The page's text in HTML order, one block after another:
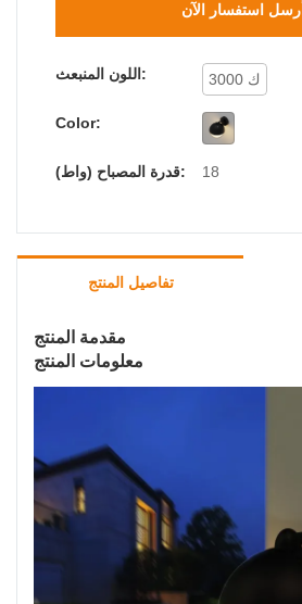
الطلق وعمود المدخل المربع والحديقة
. في الوقت الحاضر، يتم استخدامه
في مجال (مجالات) مصابيح الحائط
أرسل استفسار الآن
اللون المنبعث: 3000 ك
Color:
قدرة المصباح (واط): 18
تفاصيل المنتج
مقدمة المنتج
معلومات المنتج